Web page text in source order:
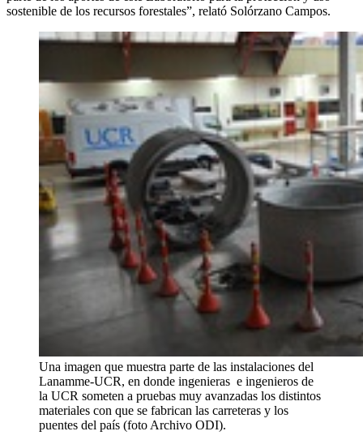
sostenible de los recursos forestales”, relató Solórzano Campos.
Una imagen que muestra parte de las instalaciones del
Lanamme-UCR, en donde ingenieras e ingenieros de
la UCR someten a pruebas muy avanzadas los distintos
materiales con que se fabrican las carreteras y los
puentes del país (foto Archivo ODI).